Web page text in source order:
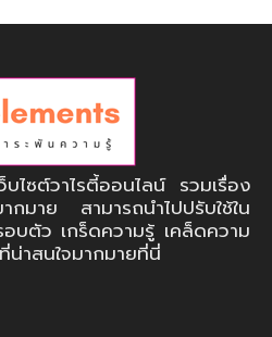
บไซต์วาไรตี้ออนไลน์ รวมเรื่อง
ากมาย สามารถนำไปปรับใช้ใน
บตัว เกร็ดความรู้ เคล็ดความ
น่าสนใจมากมายที่นี่